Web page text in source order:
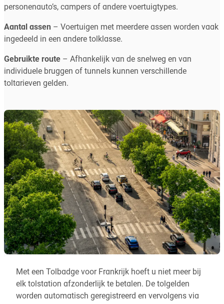
personenauto’s, campers of andere voertuigtypes.
Aantal assen – Voertuigen met meerdere assen worden vaak
ingedeeld in een andere tolklasse.
Gebruikte route – Afhankelijk van de snelweg en van
individuele bruggen of tunnels kunnen verschillende
toltarieven gelden.
Met een Tolbadge voor Frankrijk hoeft u niet meer bij
elk tolstation afzonderlijk te betalen. De tolgelden
worden automatisch geregistreerd en vervolgens via